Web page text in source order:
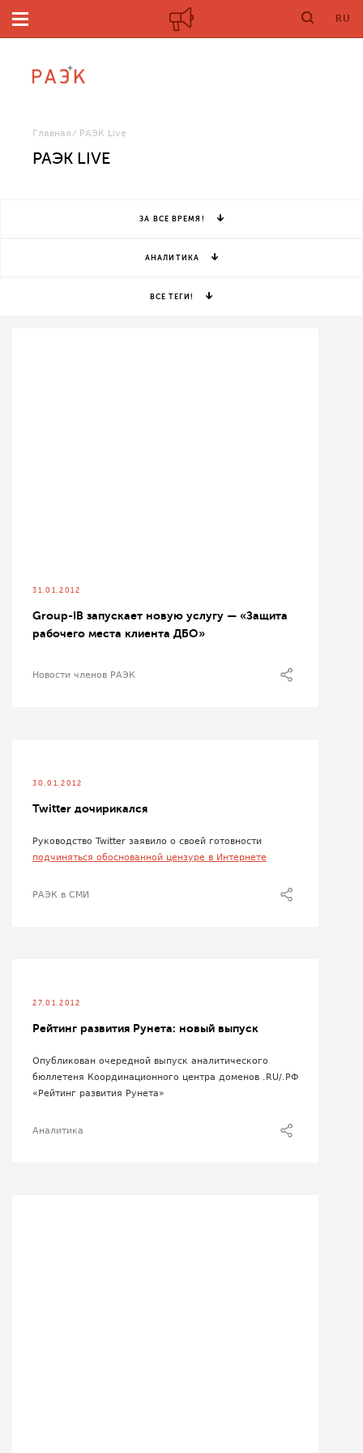
RU
Главная РАЭК Live
РАЭК LIVE
ЗА ВСЕ ВРЕМЯ!
АНАЛИТИКА
ВСЕ ТЕГИ!
31.01.2012
Group-IB запускает новую услугу — «Защита
рабочего места клиента ДБО»
Новости членов РАЭК
30.01.2012
Twitter дочирикался
Руководство Twitter заявило о своей готовности
подчиняться обоснованной цензуре в Интернете
РАЭК в СМИ
27.01.2012
Рейтинг развития Рунета: новый выпуск
Опубликован очередной выпуск аналитического
бюллетеня Координационного центра доменов .RU/.РФ
«Рейтинг развития Рунета»
Аналитика